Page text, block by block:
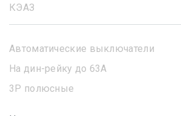
КЭАЗ
Автоматические выключатели
На дин-рейку до 63А
3Р полюсные